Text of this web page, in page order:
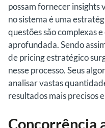
possam fornecer insights
no sistema é uma
questões são complexas
aprofundada. Sendo
de pricing estratégico
nesse processo. Seus
analisar vastas
resultados mais precisos
Concorrência